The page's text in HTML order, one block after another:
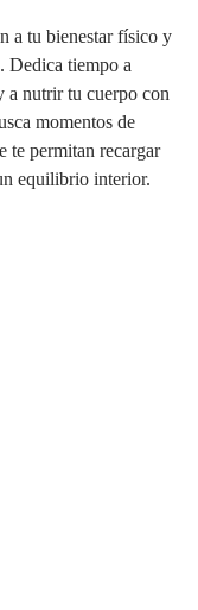
a tu bienestar físico y
Dedica tiempo a
nutrir tu cuerpo con
momentos de
te permitan recargar
equilibrio interior.